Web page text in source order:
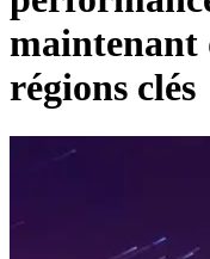
maintenant
régions clés